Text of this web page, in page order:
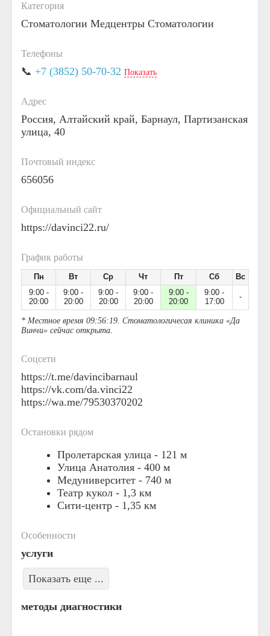
Категория
Стоматологии Медцентры Стоматологии
Телефоны
📞 +7 (3852) 50-70-32 Показать
Адрес
Россия, Алтайский край, Барнаул, Партизанская
улица, 40
Почтовый индекс
656056
Официальный сайт
https://davinci22.ru/
График работы
Пн Вт Ср Чт Пт Сб
Вс
9:00 -
20:00
9:00 -
20:00
9:00 -
20:00
9:00 -
20:00
9:00 -
20:00
9:00 -
17:00
-
* Местное время 09:56:19. Стоматологичесая клиника «Да
Винчи» сейчас открыта.
Соцсети
https://t.me/davincibarnaul
https://vk.com/da.vinci22
https://wa.me/79530370202
Остановки рядом
Пролетарская улица - 121 м
Улица Анатолия - 400 м
Медуниверситет - 740 м
Театр кукол - 1,3 км
Сити-центр - 1,35 км
Особенности
услуги
Показать еще ...
методы диагностики